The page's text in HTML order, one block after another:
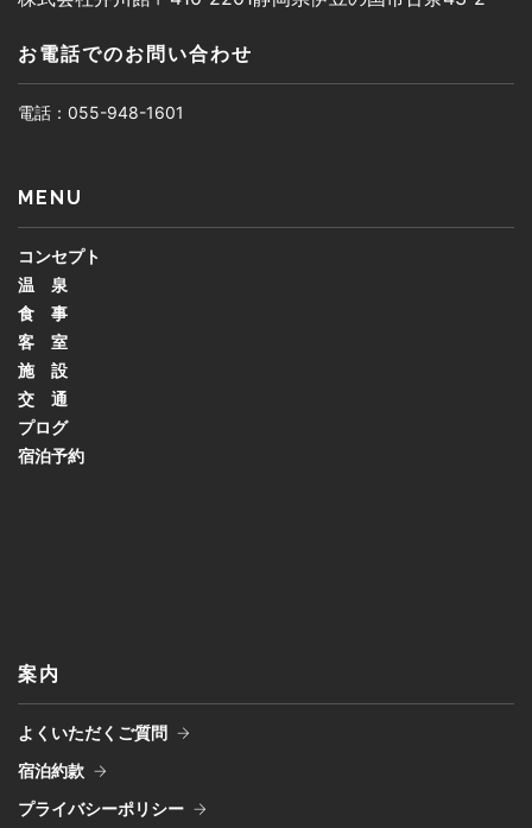
お電話でのお問い合わせ
電話：055-948-1601
MENU
コンセプト
温 泉
食 事
客 室
施 設
交 通
プログ
宿泊予約
案内
よくいただくご質問
宿泊約款
プライバシーポリシー